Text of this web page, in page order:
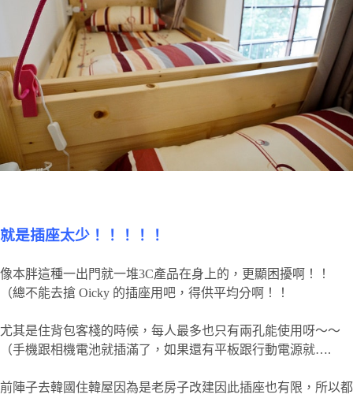
就是插座太少！！！！！
像本胖這種一出門就一堆3C產品在身上的，更顯困擾啊！！
（總不能去搶 Oicky 的插座用吧，得供平均分啊！！
尤其是住背包客棧的時候，每人最多也只有兩孔能使用呀～～
（手機跟相機電池就插滿了，如果還有平板跟行動電源就….
前陣子去韓國住韓屋因為是老房子改建因此插座也有限，所以都